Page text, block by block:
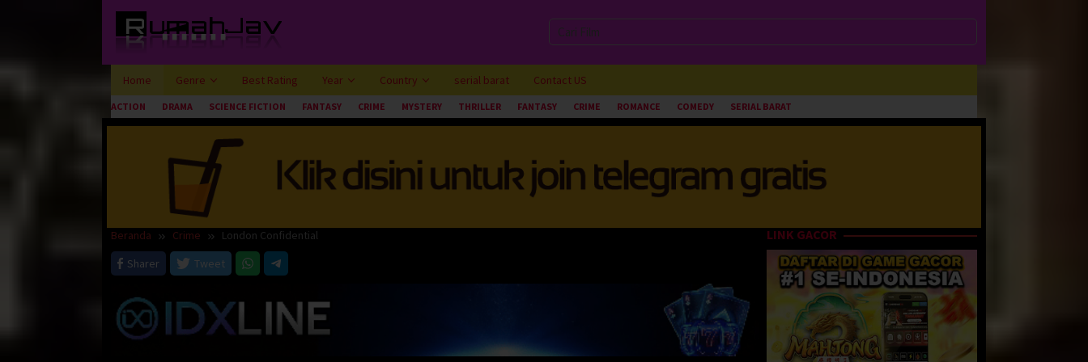
Home Genre Best Rating Year Country serial barat Contact US
ACTION DRAMA SCIENCE FICTION FANTASY CRIME MYSTERY THRILLER FANTASY CRIME ROMANCE COMEDY SERIAL BARAT
Beranda Crime
London Confidential
Sharer
Tweet
LINK GACOR